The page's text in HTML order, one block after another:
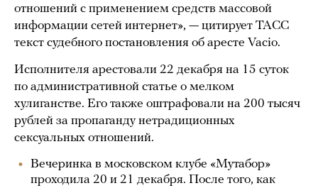
отношений с применением средств массовой
информации сетей интернет», — цитирует ТАСС
текст судебного постановления об аресте Vacio.
Исполнителя арестовали 22 декабря на 15 суток
по административной статье о мелком
хулиганстве. Его также оштрафовали на 200 тысяч
рублей за пропаганду нетрадиционных
сексуальных отношений.
Вечеринка в московском клубе «Мутабор»
проходила 20 и 21 декабря. После того, как